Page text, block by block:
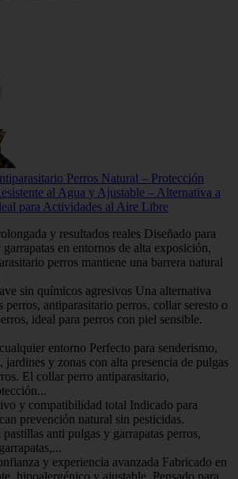
Perros Natural – Protección
al Agua y Ajustable – Alternativa a
para Actividades al Aire Libre
y resultados reales Diseñado para
en entornos de alta exposición,
perros mantiene una barrera natural
sin químicos agresivos Una alternativa
perros, antiparasitario perros, collar seresto o
ideal para perros con piel sensible.
entorno Perfecto para senderismo,
jardines y zonas con alta presencia de pulgas
El collar perro antiparasitario,
y compatibilidad total Indicado para
prevención natural sin pesticidas.
anti pulgas y garrapatas perros,
y experiencia avanzada Fabricado en
hipoalergénico y ajustable. Pensado para